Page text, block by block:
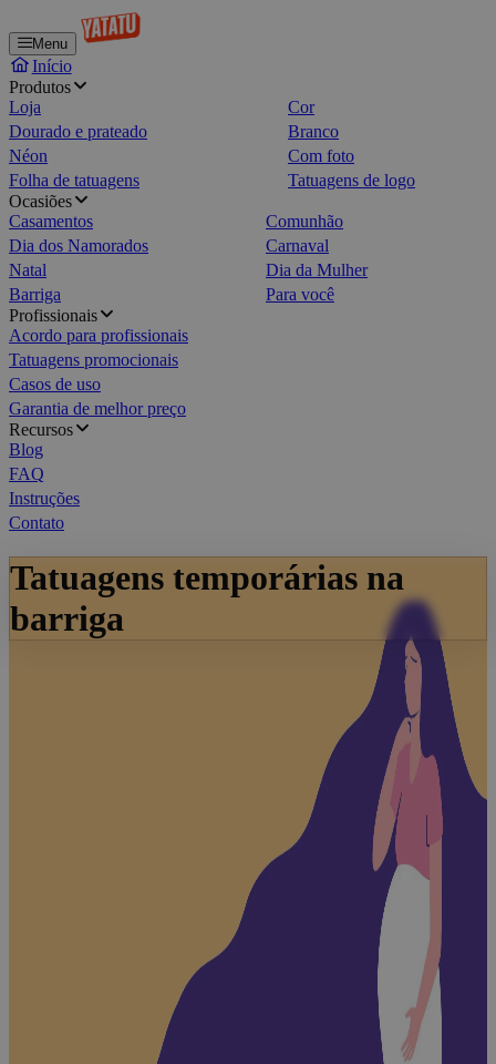
Menu
Início
Produtos
Loja
Cor
Dourado e prateado
Branco
Néon
Com foto
Folha de tatuagens
Tatuagens de logo
Ocasiões
Casamentos
Comunhão
Dia dos Namorados
Carnaval
Natal
Dia da Mulher
Barriga
Para você
Profissionais
Acordo para profissionais
Tatuagens promocionais
Casos de uso
Garantia de melhor preço
Recursos
Blog
FAQ
Instruções
Contato
Tatuagens temporárias na
barriga